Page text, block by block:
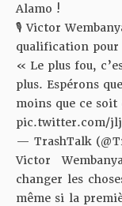
Alamo !
🎙️ Victor
qualification pour
« Le plus fou,
plus. Espérons
moins que ce soit
pic.twitter.com/
— TrashTalk
Victor
changer les
même si la